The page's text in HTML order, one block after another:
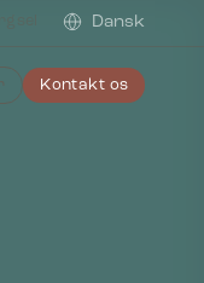
Dansk
Kontakt os